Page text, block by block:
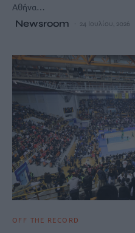
Αθήνα…
Newsroom 24 Ιουλίου, 2026
OFF THE RECORD